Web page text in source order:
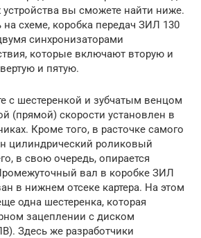
вы сможете найти ниже.
схеме, коробка передач ЗИЛ 130
синхронизаторами
которые включают вторую и
и пятую.
с шестеренкой и зубчатым венцом
(прямой) скорости установлен в
Кроме того, в расточке самого
цилиндрический роликовый
в свою очередь, опирается
вал в коробке ЗИЛ
в нижнем отсеке картера. На этом
одна шестеренка, которая
зацеплении с диском
Здесь же разработчики